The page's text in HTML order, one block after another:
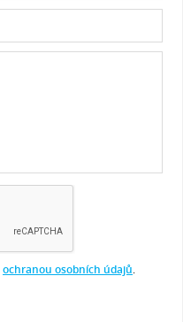
ochranou osobních údajů